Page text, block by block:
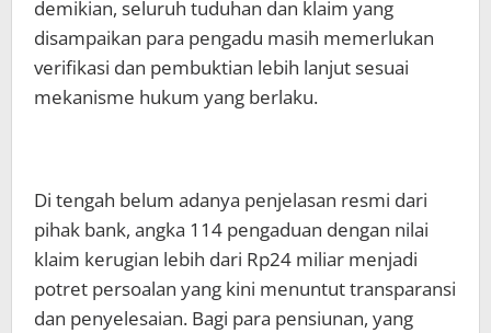
demikian, seluruh tuduhan dan klaim yang
disampaikan para pengadu masih memerlukan
verifikasi dan pembuktian lebih lanjut sesuai
mekanisme hukum yang berlaku.
Di tengah belum adanya penjelasan resmi dari
pihak bank, angka 114 pengaduan dengan nilai
klaim kerugian lebih dari Rp24 miliar menjadi
potret persoalan yang kini menuntut transparansi
dan penyelesaian. Bagi para pensiunan, yang